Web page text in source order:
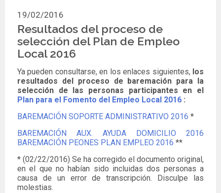
19/02/2016
Resultados del proceso de
selección del Plan de Empleo
Local 2016
Ya pueden consultarse, en los enlaces siguientes, los
resultados del proceso de baremación para la
selección de las personas participantes en el
Plan para el Fomento del Empleo Local 2016 :
BAREMACIÓN SOPORTE ADMINISTRATIVO 2016 *
BAREMACIÓN AUX. AYUDA DOMICILIO 2016
BAREMACIÓN PEONES PLAN EMPLEO 2016 **
* (02/22/2016) Se ha corregido el documento original,
en el que no habían sido incluidas dos personas a
causa de un error de transcripción. Disculpe las
molestias.